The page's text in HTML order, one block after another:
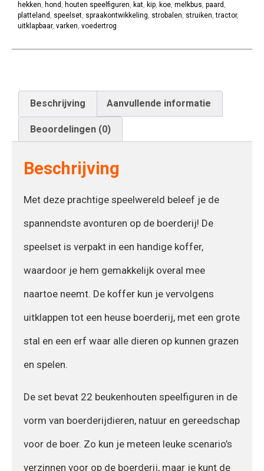
hekken, hond , houten speelfiguren, kat, kip, koe, melkbus, paard ,
platteland , speelset, spraakontwikkeling, strobalen, struiken,tractor,
uitklapbaar, varken, voedertrog
Beschrijving Aanvullende informatie
Beoordelingen (0)
Beschrijving
Met deze prachtige speelwereld beleef je de
spannendste avonturen op de boerderij! De
speelset is verpakt in een handige koffer,
waardoor je hem gemakkelijk overal mee
naartoe neemt. De koffer kun je vervolgens
uitklappen tot een heuse boerderij, met een grote
stal en een erf waar alle dieren op kunnen grazen
en spelen.
De set bevat 22 beukenhouten speelfiguren in de
vorm van boerderijdieren, natuur en gereedschap
voor de boer. Zo kun je meteen leuke scenario’s
verzinnen voor op de boerderij, maar je kunt de